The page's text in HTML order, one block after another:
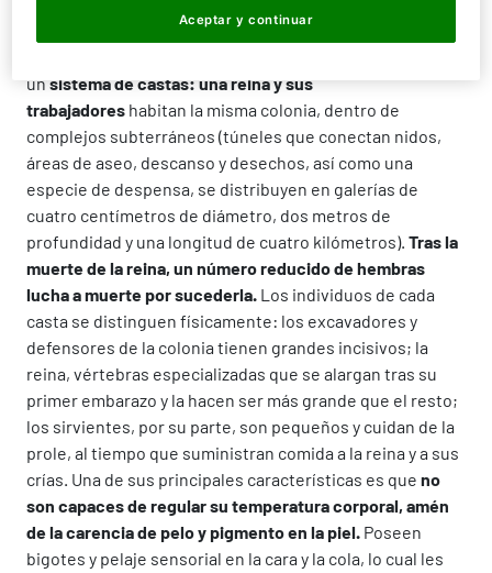
La Rata topo desnuda es el únicomamífero eusocial, al
unsistema de castas: una reina y sus
trabajadores habitan la misma colonia, dentro de
complejos subterráneos (túneles que conectan nidos,
áreas de aseo, descanso y desechos, así como una
especie de despensa, se distribuyen en galerías de
cuatro centímetros de diámetro, dos metros de
profundidad y una longitud de cuatro kilómetros). Tras la
muerte de la reina, un número reducido de hembras
lucha a muerte por sucederla. Los individuos de cada
casta se distinguen físicamente: los excavadores y
defensores de la colonia tienen grandes incisivos; la
reina, vértebras especializadas que se alargan tras su
primer embarazo y la hacen ser más grande que el resto;
los sirvientes, por su parte, son pequeños y cuidan de la
prole, al tiempo que suministran comida a la reina y a sus
crías. Una de sus principales características es que no
son capaces de regular su temperatura corporal, amén
de la carencia de pelo y pigmento en la piel. Poseen
bigotes y pelaje sensorial en la cara y la cola, lo cual les
Aceptar y continuar